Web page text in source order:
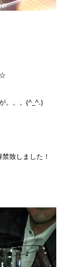
☆
。。。(^_^.)
致しました！